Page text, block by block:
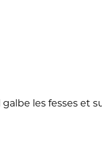
les fesses et